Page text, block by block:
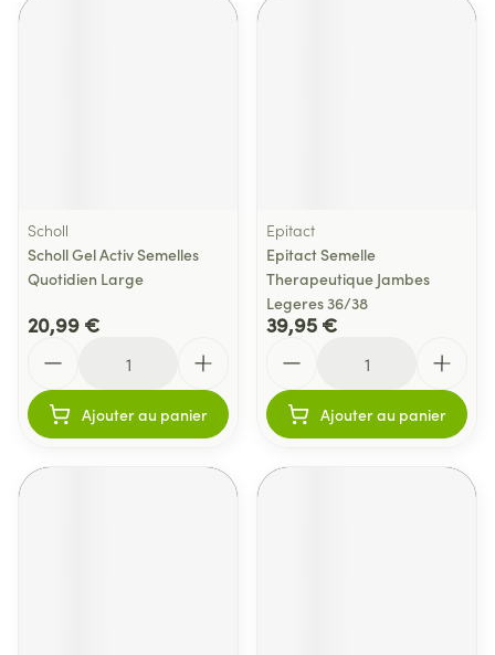
Scholl
Scholl Gel Activ Semelles
Quotidien Large
20,99 €
Ajouter au panier
Epitact
Epitact Semelle
Therapeutique Jambes
Legeres 36/38
39,95 €
Ajouter au panier